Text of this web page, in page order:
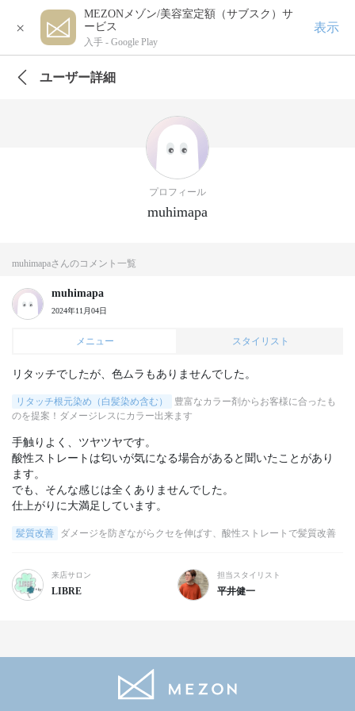
×
MEZONメゾン/美容室定額（サブスク）サ
ービス
入手 - Google Play
表示
ユーザー詳細
プロフィール
muhimapa
muhimapaさんのコメント一覧
muhimapa
2024年11月04日
メニュー スタイリスト
リタッチでしたが、色ムラもありませんでした。
リタッチ根元染め（白髪染め含む）
豊富なカラー剤からお客様に合ったも
のを提案！ダメージレスにカラー出来ます
手触りよく、ツヤツヤです。
酸性ストレートは匂いが気になる場合があると聞いたことがあり
ます。
でも、そんな感じは全くありませんでした。
仕上がりに大満足しています。
髪質改善 ダメージを防ぎながらクセを伸ばす、酸性ストレートで髪質改善
来店サロン
LIBRE
担当スタイリスト
平井健一